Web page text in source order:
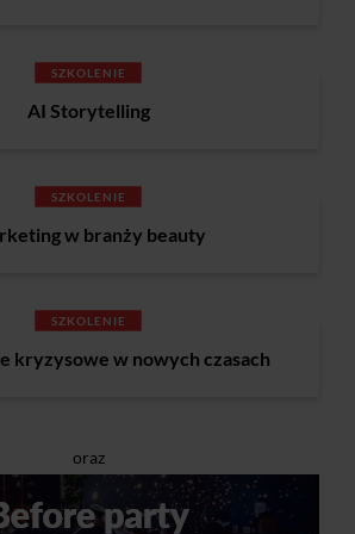
SZKOLENIE
AI Storytelling
SZKOLENIE
w branży beauty
SZKOLENIE
kryzysowe w nowych czasach
oraz